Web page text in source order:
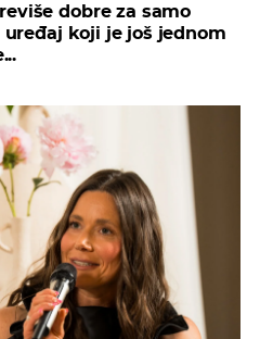
dobre za samo
koji je još jednom